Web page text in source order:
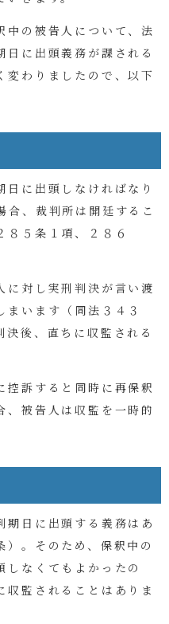
中の被告人について、法
に出頭義務が課される
変わりましたので、以下
に出頭しなければなり
合、裁判所は開廷するこ
８５条１項、２８６
に対し実刑判決が言い渡
まいます（同法３４３
後、直ちに収監される
控訴すると同時に再保釈
、被告人は収監を一時的
期日に出頭する義務はあ
）。そのため、保釈中の
しなくてもよかったの
監されることはありま